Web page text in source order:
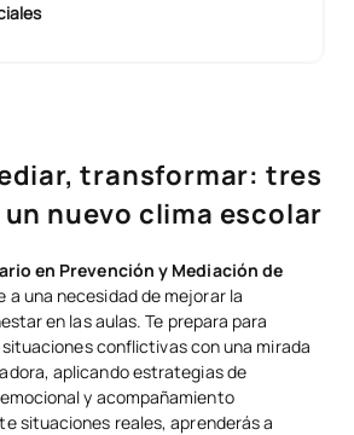
transformar: tres
nuevo clima escolar
en Prevención y Mediación de
a una necesidad de mejorar la
en las aulas. Te prepara para
conflictivas con una mirada
aplicando estrategias de
y acompañamiento
situaciones reales, aprenderás a